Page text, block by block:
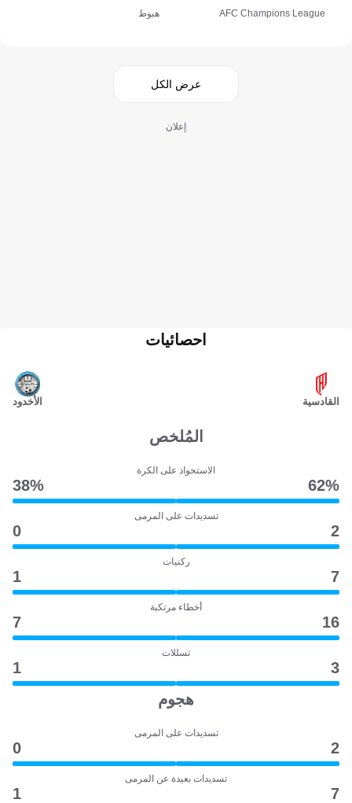
AFC Champions League هبوط
عرض الكل
إعلان
القادسية
احصائيات
الأخدود
المُلخص
الاستحواذ على الكرة
62‎%‎
38‎%‎
تسديدات على المرمى
2
0
ركنيات
7
1
أخطاء مرتكبة
16
7
تسللات
3
1
هجوم
تسديدات على المرمى
2
0
تسديدات بعيدة عن المرمى
7
1